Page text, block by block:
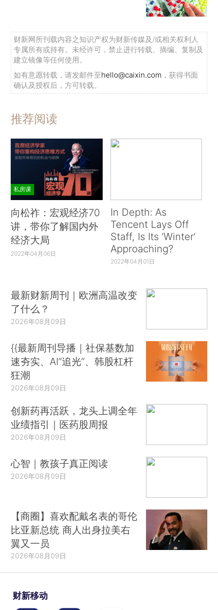
财新网所刊载内容之知识产权为财新传媒及/或相关权利人
专属所有或持有。未经许可，禁止进行转载、摘编、复制及
建立镜像等任何使用。
如有意愿转载，请发邮件至hello@caixin.com ，获得书面
确认及授权后，方可转载。
推荐阅读
私房课
向松祚：宏观经济70
讲，带你了解国内外
经济大局
2022年04月06日
In Depth: As
Tencent Lays Off
Staff, Is Its ‘Winter’
Approaching?
2022年04月01日
最新财新周刊｜欧洲高温改变
了什么？
2026年08月09日
{{最新周刊导播｜社保基数加
速夯实、AI“追光”、韩股杠杆
狂潮
2026年08月09日
创新药再活跃，龙头上调全年
业绩指引｜医药股周报
2026年08月09日
心智｜教孩子真正阅读
2026年08月09日
【商圈】喜欢配戴名表的哥伦
比亚新总统 商人出身拉美右
翼又一员
2026年08月09日
财新移动